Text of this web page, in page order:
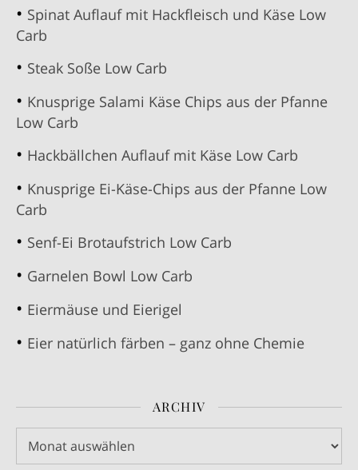
Spinat Auflauf mit Hackfleisch und Käse Low
Carb
Steak Soße Low Carb
Knusprige Salami Käse Chips aus der Pfanne
Low Carb
Hackbällchen Auflauf mit Käse Low Carb
Knusprige Ei-Käse-Chips aus der Pfanne Low
Carb
Senf-Ei Brotaufstrich Low Carb
Garnelen Bowl Low Carb
Eiermäuse und Eierigel
Eier natürlich färben – ganz ohne Chemie
ARCHIV
Archiv